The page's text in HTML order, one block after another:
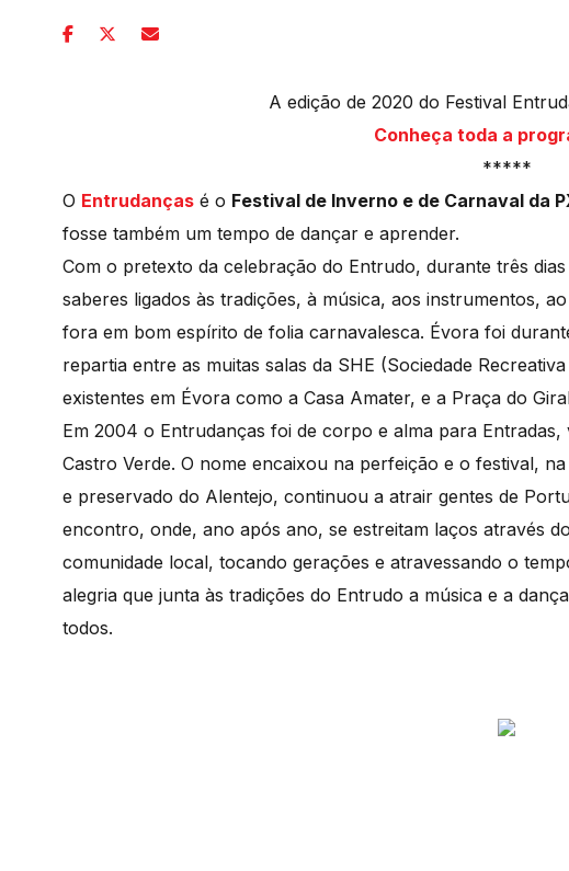
A edição de 2020 do Festival
Conheça toda a
*****
O Entrudanças é o Festival de Inverno e de Carnaval da
fosse também um tempo de dançar e aprender.
Com o pretexto da celebração do Entrudo, durante três
saberes ligados às tradições, à música, aos instrumentos,
fora em bom espírito de folia carnavalesca. Évora foi
repartia entre as muitas salas da SHE (Sociedade
existentes em Évora como a Casa Amater, e a Praça do
Em 2004 o Entrudanças foi de corpo e alma para
Castro Verde. O nome encaixou na perfeição e o festival,
e preservado do Alentejo, continuou a atrair gentes de
encontro, onde, ano após ano, se estreitam laços através
comunidade local, tocando gerações e atravessando o
alegria que junta às tradições do Entrudo a música e a
todos.